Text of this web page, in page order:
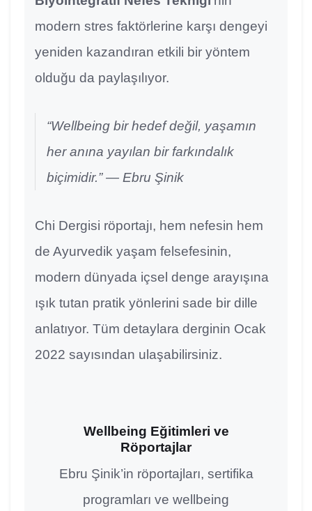
modern stres faktörlerine karşı dengeyi
yeniden kazandıran etkili bir yöntem
olduğu da paylaşılıyor.
“Wellbeing bir hedef değil, yaşamın
her anına yayılan bir farkındalık
biçimidir.” — Ebru Şinik
Chi Dergisi röportajı, hem nefesin hem
de Ayurvedik yaşam felsefesinin,
modern dünyada içsel denge arayışına
ışık tutan pratik yönlerini sade bir dille
anlatıyor. Tüm detaylara derginin Ocak
2022 sayısından ulaşabilirsiniz.
Wellbeing Eğitimleri ve
Röportajlar
Ebru Şinik’in röportajları, sertifika
programları ve wellbeing